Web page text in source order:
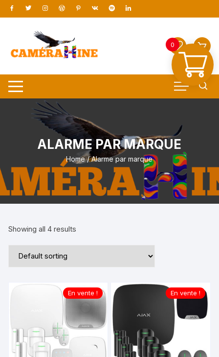
ALARME PAR MARQUE
Home/ Alarme par marque
Showing all 4 results
En vente ! En vente !
0